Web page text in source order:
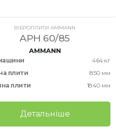
ВІБРОПЛИТИ AMMANN
APH 60/85
AMMANN
464 кг
плити
850 мм
плити
1840 мм
Детальніше